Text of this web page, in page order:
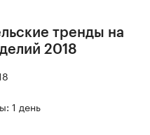
тренды на
2018
1 день